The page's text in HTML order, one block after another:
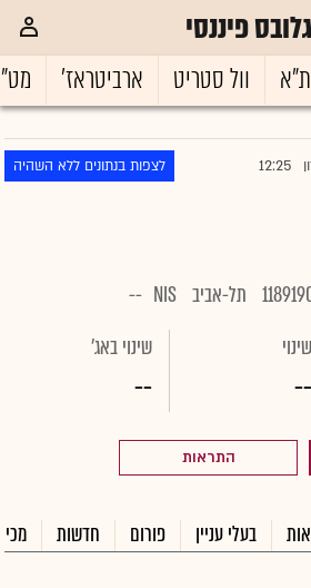
גלובס פיננסי
ת"א וול סטריט ארביטראז'
12:25 לצפות בנתונים ללא השהיה
תל-אביב NIS
--
שינוי
--
שינוי באג'
--
התראות
בעלי עניין פורום חדשות